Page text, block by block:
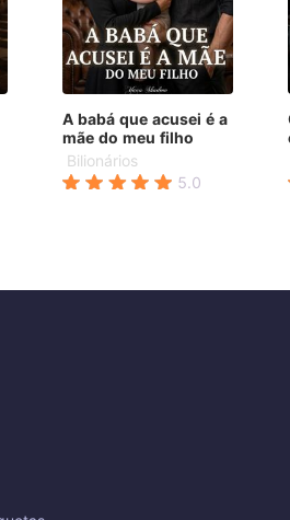
A babá que acusei é a
mãe do meu filho
Bilionários
5.0